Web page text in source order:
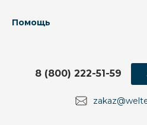
Помощь
8 (800) 222-51-59